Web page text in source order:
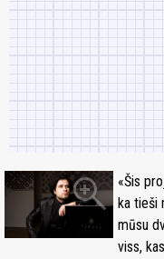
zoom_in «Šis
ka tieši
mūsu
viss,